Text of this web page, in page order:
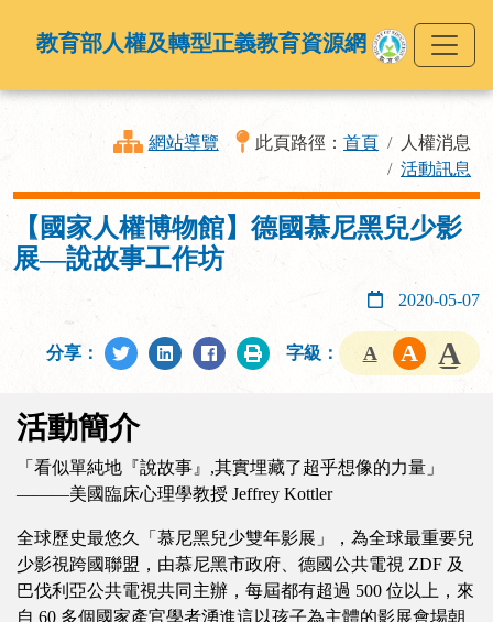
教育部人權及轉型正義教育資源網
網站導覽 此頁路徑： 首頁
人權消息
活動訊息
【國家人權博物館】德國慕尼黑兒少影
展—說故事工作坊
2020-05-07
分享： 字級：
活動簡介
「看似單純地『說故事』,其實埋藏了超乎想像的力量」
———美國臨床心理學教授 Jeffrey Kottler
全球歷史最悠久「慕尼黑兒少雙年影展」，為全球最重要兒
少影視跨國聯盟，由慕尼黑市政府、德國公共電視 ZDF 及
巴伐利亞公共電視共同主辦，每屆都有超過 500 位以上，來
自 60 多個國家產官學者湧進這以孩子為主體的影展會場朝